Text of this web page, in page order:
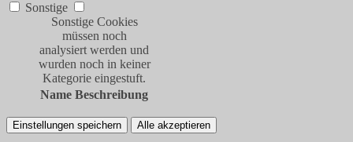
Sonstige
Sonstige Cookies
müssen noch
analysiert werden und
wurden noch in keiner
Kategorie eingestuft.
Name Beschreibung
Einstellungen speichern Alle akzeptieren